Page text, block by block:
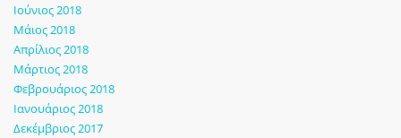
Ιούνιος 2018
Μάιος 2018
Απρίλιος 2018
Μάρτιος 2018
Φεβρουάριος 2018
Ιανουάριος 2018
Δεκέμβριος 2017